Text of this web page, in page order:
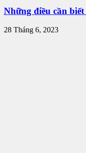
Những điều cần
28 Tháng 6, 2023